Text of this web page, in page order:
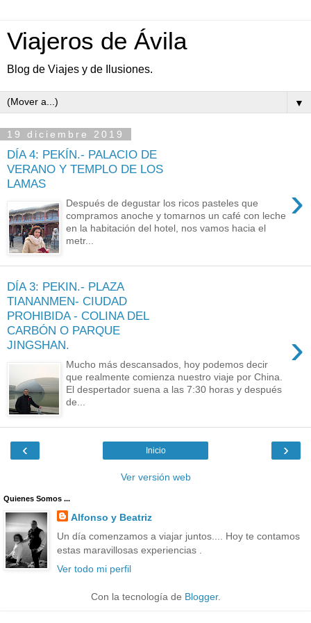
Viajeros de Ávila
Blog de Viajes y de Ilusiones.
▼
19 diciembre 2019
DÍA 4: PEKÍN.- PALACIO DE
VERANO Y TEMPLO DE LOS
LAMAS
›
Después de degustar los ricos pasteles que
compramos anoche y tomarnos un café con leche
en la habitación del hotel, nos vamos hacia el
metr...
DÍA 3: PEKIN.- PLAZA
TIANANMEN- CIUDAD
PROHIBIDA - COLINA DEL
CARBÓN O PARQUE
JINGSHAN.
›
Mucho más descansados, hoy podemos decir
que realmente comienza nuestro viaje por China.
El despertador suena a las 7:30 horas y después
de...
‹ ›
Inicio
Ver versión web
Quienes Somos ...
Alfonso y Beatriz
Un día comenzamos a viajar juntos.... Hoy te contamos
estas maravillosas experiencias .
Ver todo mi perfil
Con la tecnología de Blogger.